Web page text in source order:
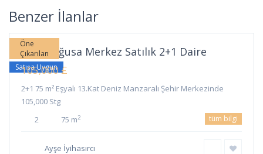
Benzer İlanlar
Sakarya,
Gazimağusa
Öne
Çıkarılan
Satışa Uygun
Gazimağusa Merkez Satılık 2+1 Daire
105,000 £
2+1 75 m² Eşyalı 13.Kat Deniz Manzaralı Şehir Merkezinde
105,000 Stg
2
75 m2 tüm bilgi
Ayşe İyihasırcı